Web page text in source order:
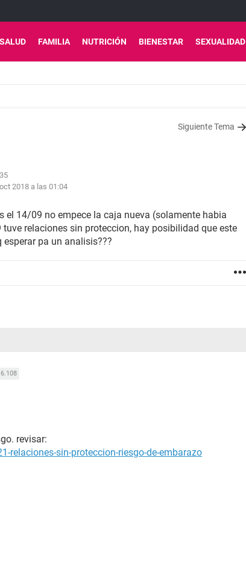
SALUD FAMILIA NUTRICIÓN BIENESTAR SEXUALIDAD
Siguiente Tema
2018 a las 01:04
el 14/09 no empece la caja nueva (solamente habia
relaciones sin proteccion, hay posibilidad que este
pa un analisis???
revisar:
sin-proteccion-riesgo-de-embarazo